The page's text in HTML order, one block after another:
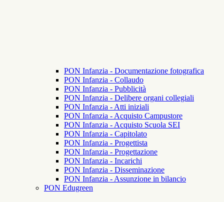
PON Infanzia - Documentazione fotografica
PON Infanzia - Collaudo
PON Infanzia - Pubblicità
PON Infanzia - Delibere organi collegiali
PON Infanzia - Atti iniziali
PON Infanzia - Acquisto Campustore
PON Infanzia - Acquisto Scuola SEI
PON Infanzia - Capitolato
PON Infanzia - Progettista
PON Infanzia - Progettazione
PON Infanzia - Incarichi
PON Infanzia - Disseminazione
PON Infanzia - Assunzione in bilancio
PON Edugreen